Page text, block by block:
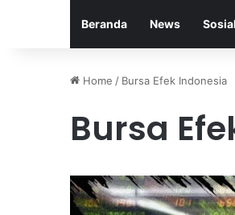
Beranda News Sosial
Home / Bursa Efek Indonesia
Bursa